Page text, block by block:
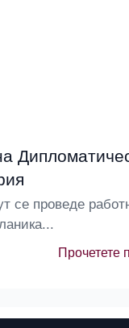
се проведе
Прочетете